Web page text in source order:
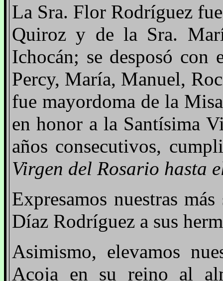
La Sra. Flor Rodríguez
Quiroz y de la Sra.
Ichocán; se desposó
Percy, María, Manuel,
fue mayordoma de la
en honor a la Santísima
años consecutivos,
Virgen del Rosario hasta
Expresamos nuestras
Díaz Rodríguez a sus
Asimismo, elevamos
Acoja en su reino al